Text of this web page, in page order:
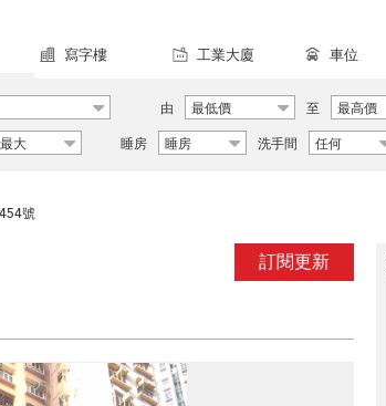
寫字樓 工業大廈 車位
由 最低價 至
最高價
最大 睡房 睡房 洗手間 任何
號
訂閱更新